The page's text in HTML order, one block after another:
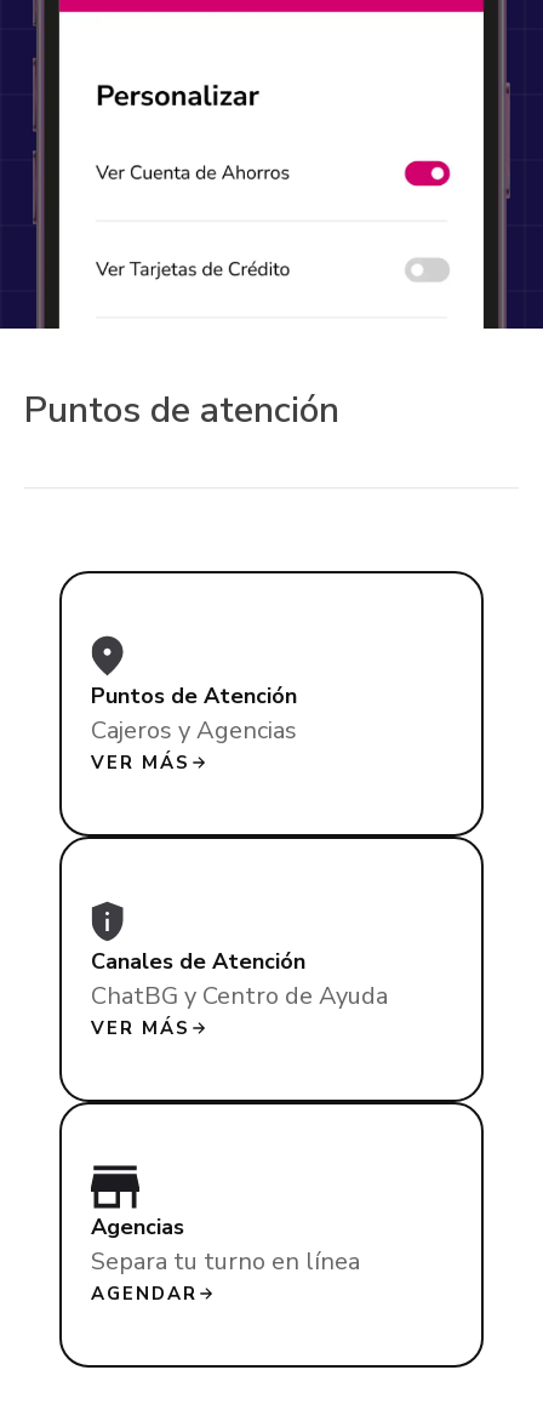
Puntos de atención
Puntos de Atención
Cajeros y Agencias
VER MÁS
Canales de Atención
ChatBG y Centro de Ayuda
VER MÁS
Agencias
Separa tu turno en línea
AGENDAR